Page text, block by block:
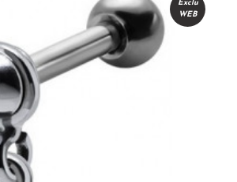
Exclu
WEB